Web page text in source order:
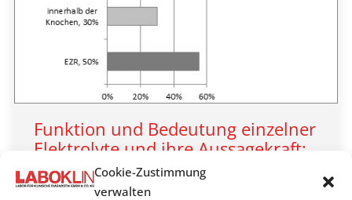
Cookie-Zustimmung
verwalten
Funktion und Bedeutung einzelner
Elektrolyte und ihre Aussagekraft:
Natrium (Na), Kalium (K) und
Chlorid (Cl)